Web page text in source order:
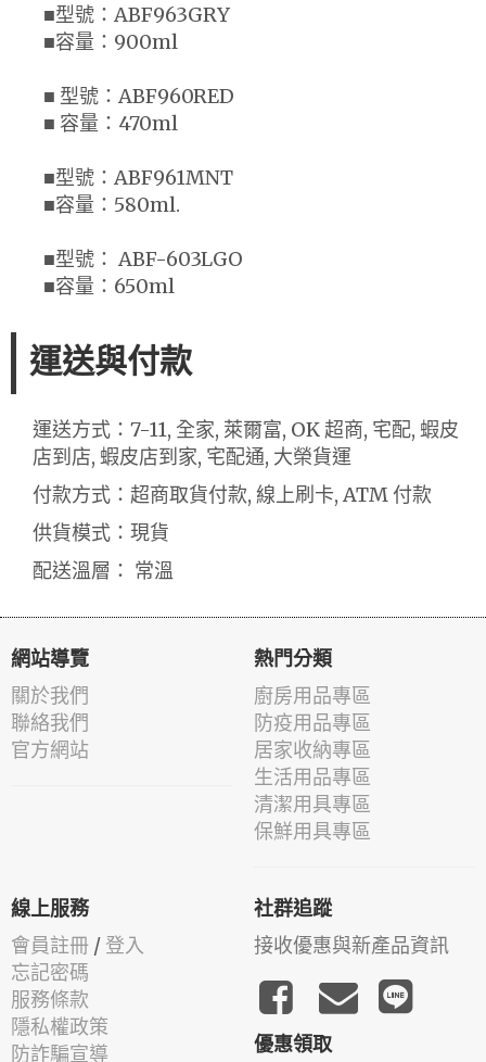
■型號：ABF963GRY
■容量：900ml
■ 型號：ABF960RED
■ 容量：470ml
■型號：ABF961MNT
■容量：580ml.
■型號： ABF-603LGO
■容量：650ml
運送與付款
運送方式：7-11, 全家, 萊爾富, OK 超商, 宅配, 蝦皮
店到店, 蝦皮店到家, 宅配通, 大榮貨運
付款方式：超商取貨付款, 線上刷卡, ATM 付款
供貨模式：現貨
配送溫層： 常溫
網站導覽
關於我們
聯絡我們
官方網站
熱門分類
廚房用品專區
防疫用品專區
居家收納專區
生活用品專區
清潔用具專區
保鮮用具專區
線上服務
會員註冊 / 登入
忘記密碼
服務條款
隱私權政策
防詐騙宣導
社群追蹤
接收優惠與新產品資訊
優惠領取